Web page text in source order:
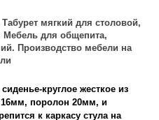
мягкий для столовой,
Мебель для общепита,
Производство мебели на
круглое жесткое из
поролон 20мм, и
к каркасу стула на